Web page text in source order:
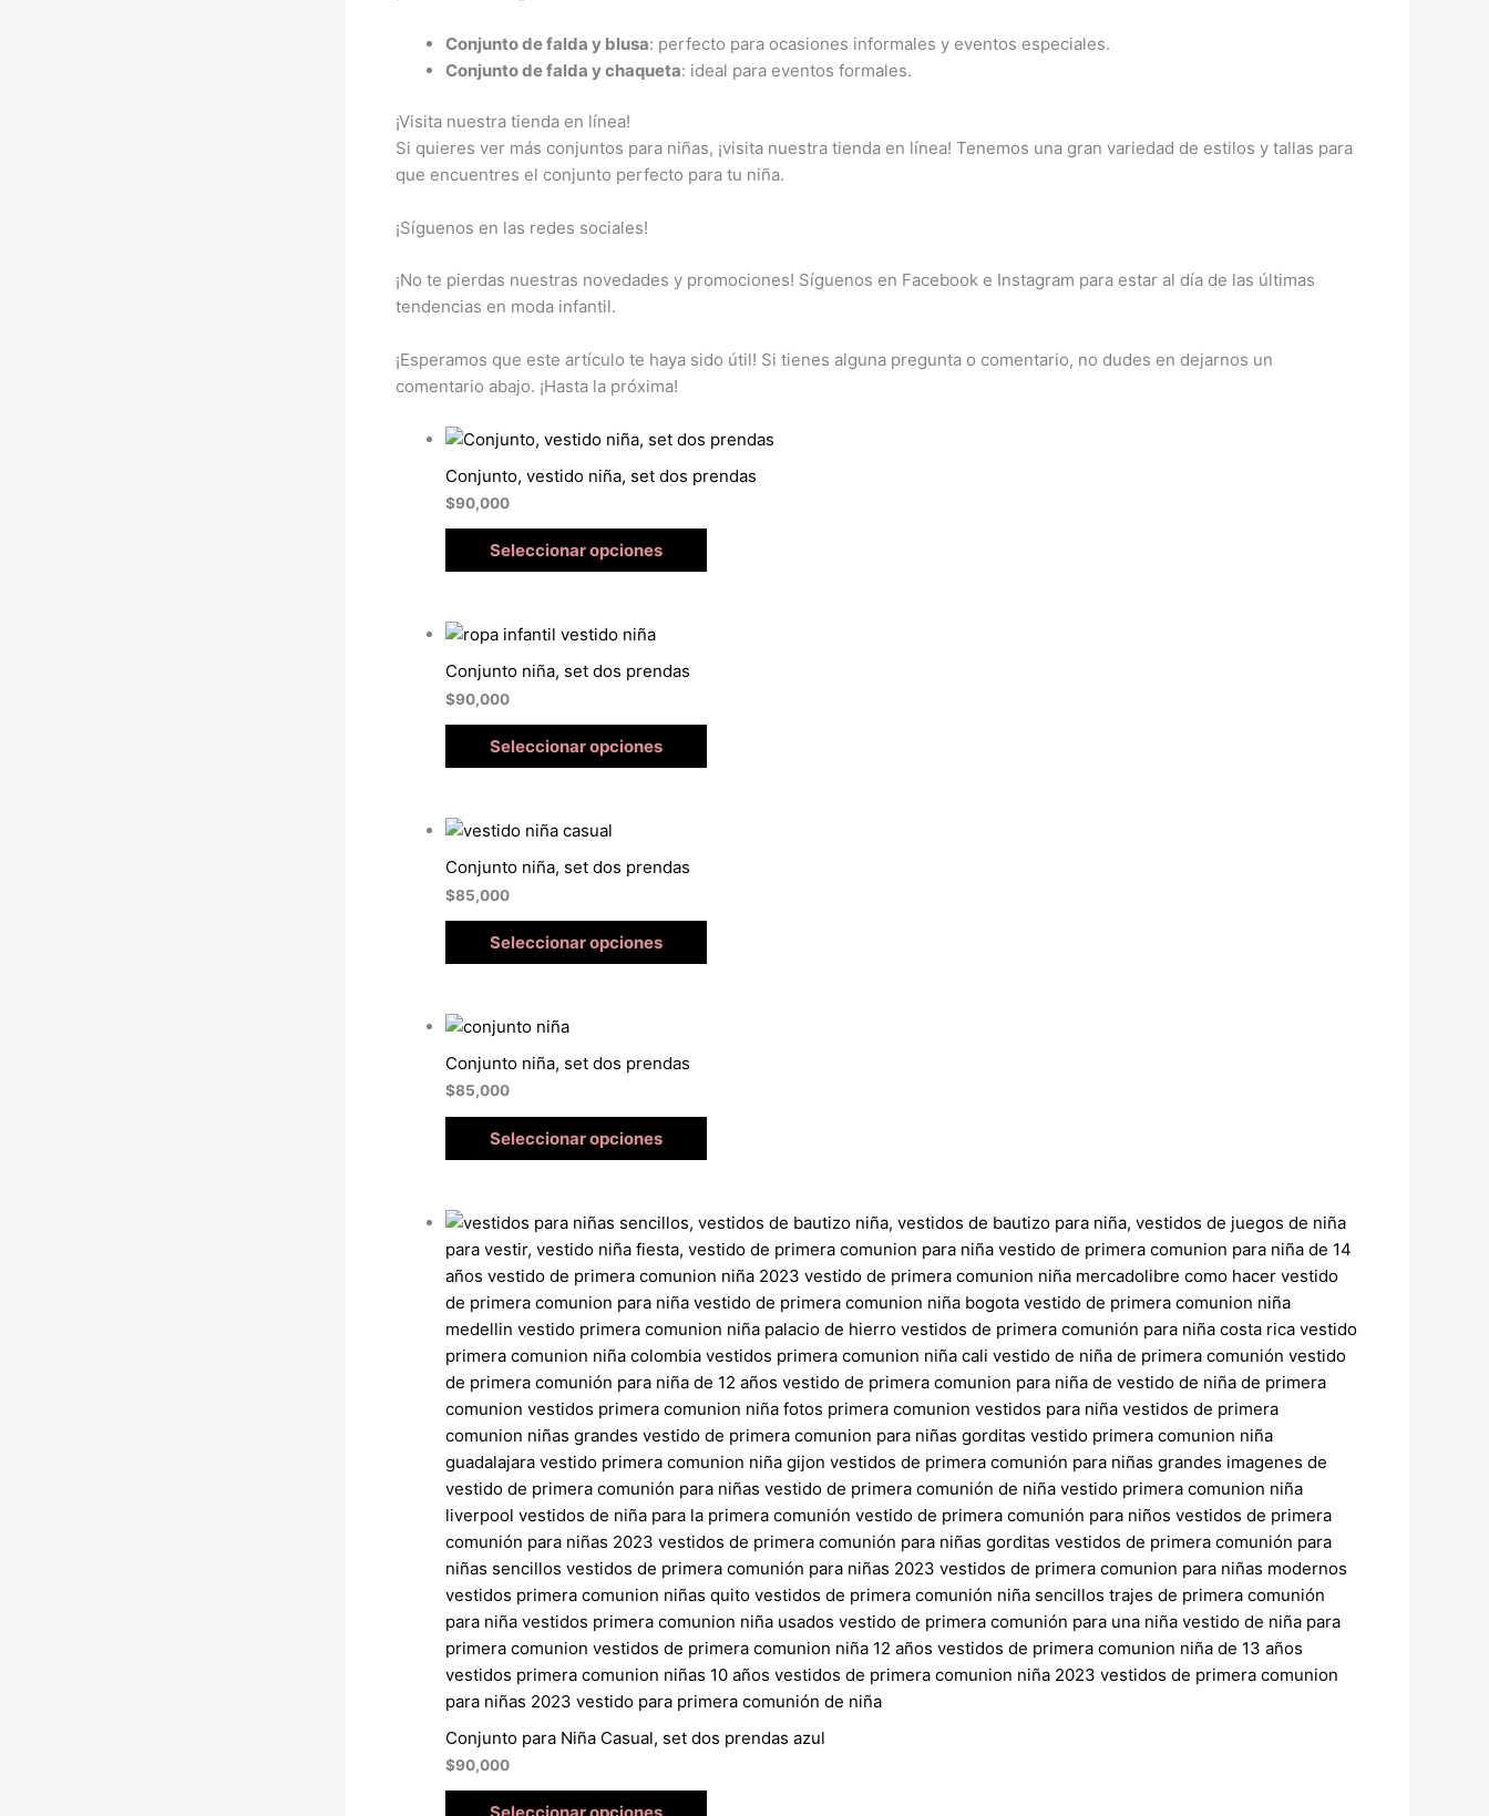
Conjunto de falda y blusa: perfecto para ocasiones informales y eventos especiales.
Conjunto de falda y chaqueta: ideal para eventos formales.
¡Visita nuestra tienda en línea!
Si quieres ver más conjuntos para niñas, ¡visita nuestra tienda en línea! Tenemos una gran variedad de estilos y tallas para
que encuentres el conjunto perfecto para tu niña.
¡Síguenos en las redes sociales!
¡No te pierdas nuestras novedades y promociones! Síguenos en Facebook e Instagram para estar al día de las últimas
tendencias en moda infantil.
¡Esperamos que este artículo te haya sido útil! Si tienes alguna pregunta o comentario, no dudes en dejarnos un
comentario abajo. ¡Hasta la próxima!
Conjunto, vestido niña, set dos prendas
$90,000
Seleccionar opciones
Conjunto niña, set dos prendas
$90,000
Seleccionar opciones
Conjunto niña, set dos prendas
$85,000
Seleccionar opciones
Conjunto niña, set dos prendas
$85,000
Seleccionar opciones
Conjunto para Niña Casual, set dos prendas azul
$90,000